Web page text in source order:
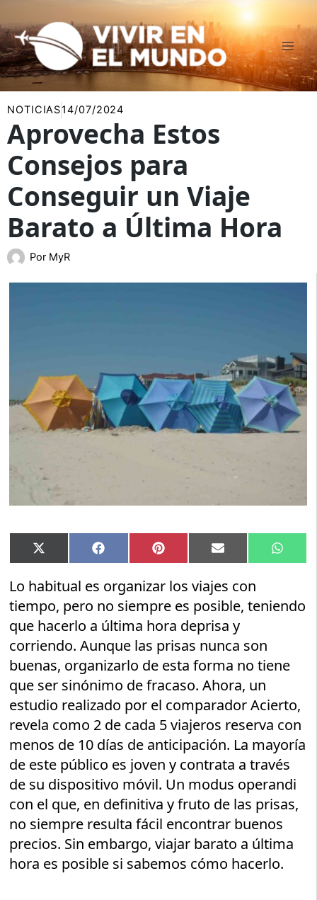
al
contenido
NOTICIAS14/07/2024
Aprovecha Estos
Consejos para
Conseguir un Viaje
Barato a Última Hora
Por MyR
Compartir
en
X
(Twitter)
Compartir
en
Facebook Compartir
en
Pinterest Compartir
en
Email
en
Lo habitual es organizar los viajes con
tiempo, pero no siempre es posible, teniendo
que hacerlo a última hora deprisa y
corriendo. Aunque las prisas nunca son
buenas, organizarlo de esta forma no tiene
que ser sinónimo de fracaso. Ahora, un
estudio realizado por el comparador Acierto,
revela como 2 de cada 5 viajeros reserva con
menos de 10 días de anticipación. La mayoría
de este público es joven y contrata a través
de su dispositivo móvil. Un modus operandi
con el que, en definitiva y fruto de las prisas,
no siempre resulta fácil encontrar buenos
precios. Sin embargo, viajar barato a última
hora es posible si sabemos cómo hacerlo.